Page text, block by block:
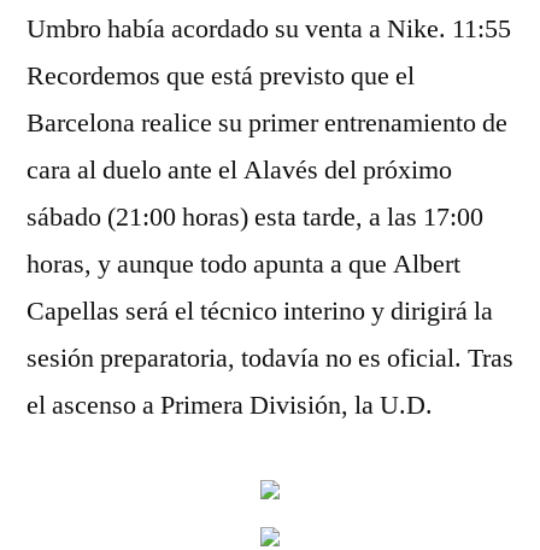
Umbro había acordado su venta a Nike. 11:55
Recordemos que está previsto que el
Barcelona realice su primer entrenamiento de
cara al duelo ante el Alavés del próximo
sábado (21:00 horas) esta tarde, a las 17:00
horas, y aunque todo apunta a que Albert
Capellas será el técnico interino y dirigirá la
sesión preparatoria, todavía no es oficial. Tras
el ascenso a Primera División, la U.D.